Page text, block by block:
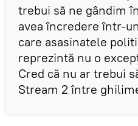
trebui să ne gândim
avea încredere într-
care asasinatele
reprezintă nu o
Cred că nu ar trebui
Stream 2 între